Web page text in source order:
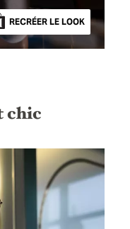
RECRÉER LE LOOK
chic